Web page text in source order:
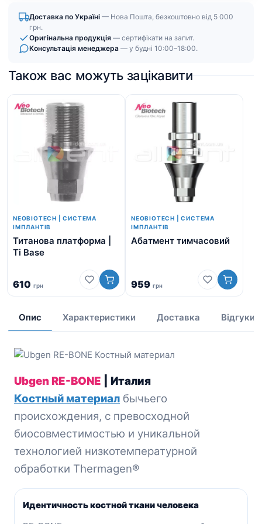
кількість
Доставка по Україні — Нова Пошта, безкоштовно від 5 000
грн.
Оригінальна продукція — сертифікати на запит.
Консультація менеджера — у будні 10:00–18:00.
Також вас можуть зацікавити
NEOBIOTECH | СИСТЕМА
ІМПЛАНТІВ
Титанова платформа |
Ti Base
610 грн
NEOBIOTECH | СИСТЕМА
ІМПЛАНТІВ
Абатмент тимчасовий
959 грн
Опис Характеристики Доставка Відгуки
Ubgen RE-BONE | Италия
Костный материал бычьего
происхождения, с превосходной
биосовместимостью и уникальной
технологией низкотемпературной
обработки Thermagen®
Идентичность костной ткани человека